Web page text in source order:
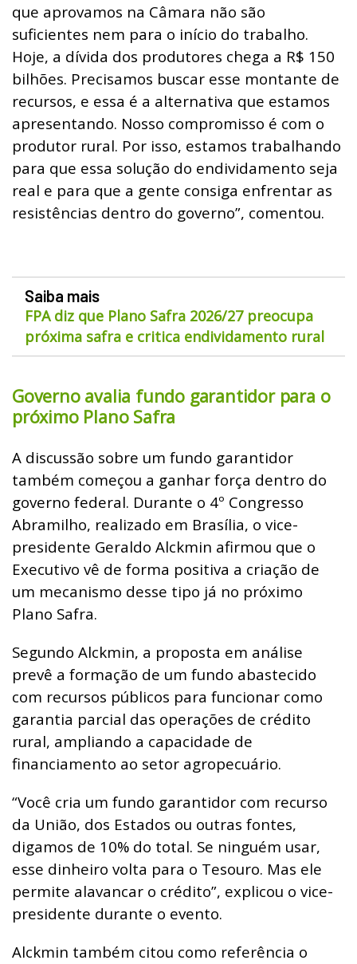
que aprovamos na Câmara não são
suficientes nem para o início do trabalho.
Hoje, a dívida dos produtores chega a R$ 150
bilhões. Precisamos buscar esse montante de
recursos, e essa é a alternativa que estamos
apresentando. Nosso compromisso é com o
produtor rural. Por isso, estamos trabalhando
para que essa solução do endividamento seja
real e para que a gente consiga enfrentar as
resistências dentro do governo”, comentou.
Saiba mais
FPA diz que Plano Safra 2026/27 preocupa
próxima safra e critica endividamento rural
Governo avalia fundo garantidor para o
próximo Plano Safra
A discussão sobre um fundo garantidor
também começou a ganhar força dentro do
governo federal. Durante o 4º Congresso
Abramilho, realizado em Brasília, o vice-
presidente Geraldo Alckmin afirmou que o
Executivo vê de forma positiva a criação de
um mecanismo desse tipo já no próximo
Plano Safra.
Segundo Alckmin, a proposta em análise
prevê a formação de um fundo abastecido
com recursos públicos para funcionar como
garantia parcial das operações de crédito
rural, ampliando a capacidade de
financiamento ao setor agropecuário.
“Você cria um fundo garantidor com recurso
da União, dos Estados ou outras fontes,
digamos de 10% do total. Se ninguém usar,
esse dinheiro volta para o Tesouro. Mas ele
permite alavancar o crédito”, explicou o vice-
presidente durante o evento.
Alckmin também citou como referência o